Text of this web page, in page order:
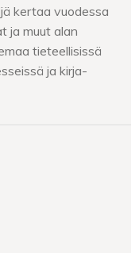
kertaa vuodessa
ja muut alan
tieteellisissä
ja kirja-